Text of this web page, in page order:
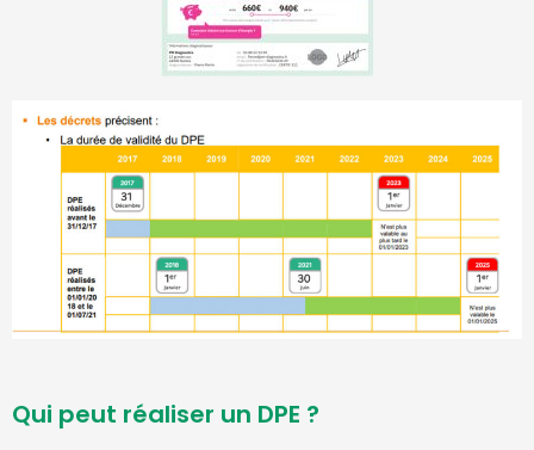
Qui peut réaliser un DPE ?